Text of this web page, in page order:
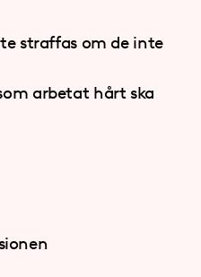
straffas om de inte
arbetat hårt ska